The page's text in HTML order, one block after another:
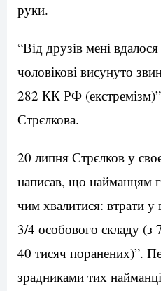
руки.
“Від друзів мені
чоловікові висунуто
282 КК РФ
Стрєлкова.
20 липня Стрєлков у
написав, що найманцям
чим хвалитися: втрати у
3/4 особового складу (з
40 тисяч поранених)”.
зрадниками тих